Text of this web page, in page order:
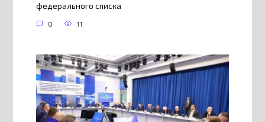
федерального списка
0 11